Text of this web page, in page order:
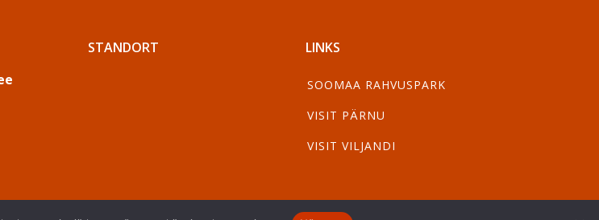
STANDORT LINKS
SOOMAA RAHVUSPARK
VISIT PÄRNU
VISIT VILJANDI